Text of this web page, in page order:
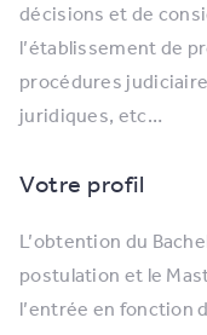
décisions et de
l’établissement de
procédures
juridiques, etc…
Votre profil
L’obtention du
postulation et le
l’entrée en fonction